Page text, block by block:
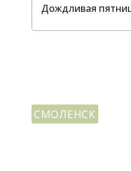
Дождливая
СМОЛЕНСК